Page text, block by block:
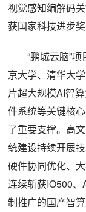
视觉感知编解码
获国家科技进步奖
“鹏城云脑”
京大学、清华大
片超大规模AI智
件系统等关键核
了重要支撑。高
统建设持续开展
硬件协同优化、
连续斩获IO500
制推广的国产智